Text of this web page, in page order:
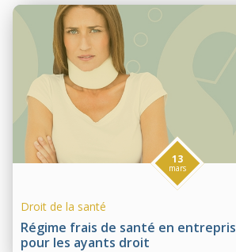
Régime frais de santé en
pour les ayants droit
13
mars
Droit de la santé